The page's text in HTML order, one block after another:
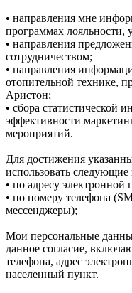
• направления мне
программах лояльности,
• направления
сотрудничеством;
• направления
отопительной технике,
Аристон;
• сбора статистической
эффективности
мероприятий.
Для достижения
использовать
• по адресу электронной
• по номеру телефона
мессенджеры);
Мои персональные
данное согласие,
телефона, адрес
населенный пункт.